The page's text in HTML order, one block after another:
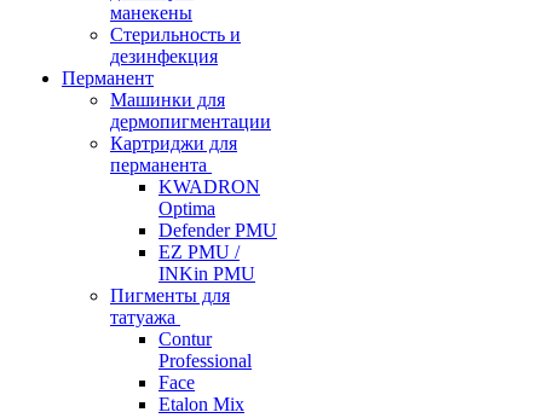
манекены
Стерильность и
дезинфекция
Перманент
Машинки для
дермопигментации
Картриджи для
перманента
KWADRON
Optima
Defender PMU
EZ PMU /
INKin PMU
Пигменты для
татуажа
Contur
Professional
Face
Etalon Mix